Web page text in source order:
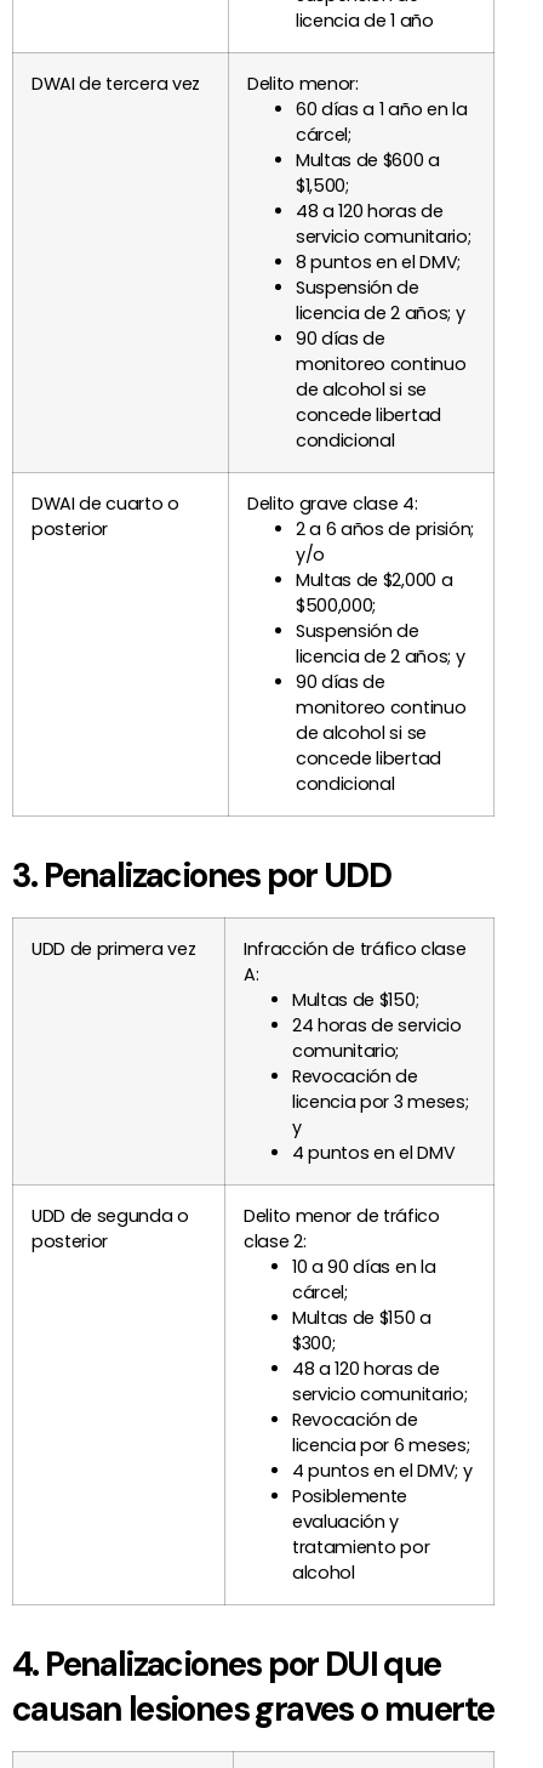
licencia de 1 año
DWAI de tercera vez
Delito menor:
60 días a 1 año en la
cárcel;
Multas de $600 a
$1,500;
48 a 120 horas de
servicio comunitario;
8 puntos en el DMV;
Suspensión de
licencia de 2 años; y
90 días de
monitoreo continuo
de alcohol si se
concede libertad
condicional
DWAI de cuarto o
posterior
Delito grave clase 4:
2 a 6 años de prisión;
y/o
Multas de $2,000 a
$500,000;
Suspensión de
licencia de 2 años; y
90 días de
monitoreo continuo
de alcohol si se
concede libertad
condicional
3. Penalizaciones por UDD
UDD de primera vez
Infracción de tráfico clase
A:
Multas de $150;
24 horas de servicio
comunitario;
Revocación de
licencia por 3 meses;
y
4 puntos en el DMV
UDD de segunda o
posterior
Delito menor de tráfico
clase 2:
10 a 90 días en la
cárcel;
Multas de $150 a
$300;
48 a 120 horas de
servicio comunitario;
Revocación de
licencia por 6 meses;
4 puntos en el DMV; y
Posiblemente
evaluación y
tratamiento por
alcohol
4. Penalizaciones por DUI que
causan lesiones graves o muerte